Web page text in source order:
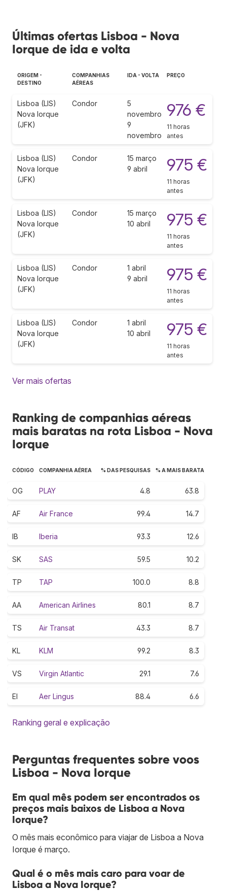
Últimas ofertas Lisboa - Nova
Iorque de ida e volta
ORIGEM -
DESTINO
COMPANHIAS
AÉREAS
IDA - VOLTA PREÇO
Lisboa (LIS)
Nova Iorque
(JFK)
Condor
5
novembro
9
novembro
976 €
11 horas
antes
Lisboa (LIS)
Nova Iorque
(JFK)
Condor
15 março
9 abril
975 €
11 horas
antes
Lisboa (LIS)
Nova Iorque
(JFK)
Condor
15 março
10 abril
975 €
11 horas
antes
Lisboa (LIS)
Nova Iorque
(JFK)
Condor
1 abril
9 abril
975 €
11 horas
antes
Lisboa (LIS)
Nova Iorque
(JFK)
Condor
1 abril
10 abril
975 €
11 horas
antes
Ver mais ofertas
Ranking de companhias aéreas
mais baratas na rota Lisboa - Nova
Iorque
CÓDIGO COMPANHIA AÉREA % DAS PESQUISAS % A MAIS BARATA
OG PLAY 4.8 63.8
AF Air France 99.4 14.7
IB Iberia 93.3 12.6
SK SAS 59.5 10.2
TP TAP 100.0 8.8
AA American Airlines 80.1 8.7
TS Air Transat 43.3 8.7
KL KLM 99.2 8.3
VS Virgin Atlantic 29.1 7.6
EI Aer Lingus 88.4 6.6
Ranking geral e explicação
Perguntas frequentes sobre voos
Lisboa - Nova Iorque
Em qual mês podem ser encontrados os
preços mais baixos de Lisboa a Nova
Iorque?
O mês mais econômico para viajar de Lisboa a Nova
Iorque é março.
Qual é o mês mais caro para voar de
Lisboa a Nova Iorque?